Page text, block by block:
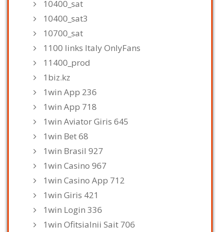
10400_sat
10400_sat3
10700_sat
1100 links Italy OnlyFans
11400_prod
1biz.kz
1win App 236
1win App 718
1win Aviator Giris 645
1win Bet 68
1win Brasil 927
1win Casino 967
1win Casino App 712
1win Giris 421
1win Login 336
1win Ofitsialnii Sait 706